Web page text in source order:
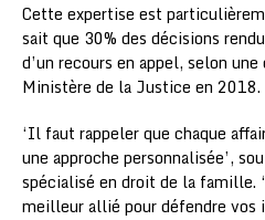
Cette expertise est
sait que 30% des décisions
d’un recours en appel, selon
Ministère de la Justice en 2018.
‘Il faut rappeler que chaque
une approche personnalisée’,
spécialisé en droit de la famille.
meilleur allié pour défendre vos